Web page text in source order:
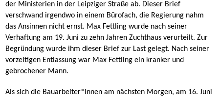
der Ministerien in der Leipziger Straße ab. Dieser Brief
verschwand irgendwo in einem Bürofach, die Regierung nahm
das Ansinnen nicht ernst. Max Fettling wurde nach seiner
Verhaftung am 19. Juni zu zehn Jahren Zuchthaus verurteilt. Zur
Begründung wurde ihm dieser Brief zur Last gelegt. Nach seiner
vorzeitigen Entlassung war Max Fettling ein kranker und
gebrochener Mann.
Als sich die Bauarbeiter*innen am nächsten Morgen, am 16. Juni